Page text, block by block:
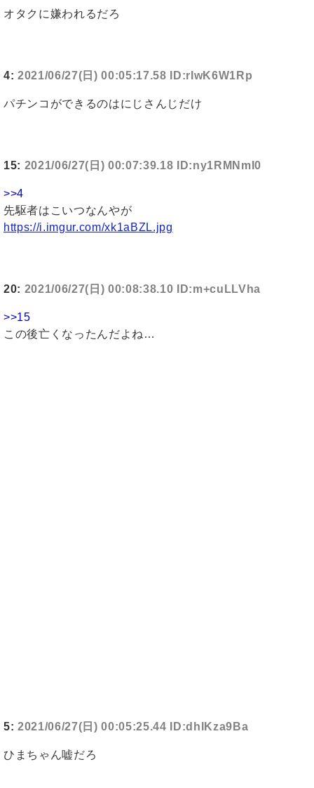
オタクに嫌われるだろ
4: 2021/06/27(日) 00:05:17.58 ID:rIwK6W1Rp
パチンコができるのはにじさんじだけ
15: 2021/06/27(日) 00:07:39.18 ID:ny1RMNmI0
>>4
先駆者はこいつなんやが
https://i.imgur.com/xk1aBZL.jpg
20: 2021/06/27(日) 00:08:38.10 ID:m+cuLLVha
>>15
この後亡くなったんだよね…
5: 2021/06/27(日) 00:05:25.44 ID:dhlKza9Ba
ひまちゃん嘘だろ